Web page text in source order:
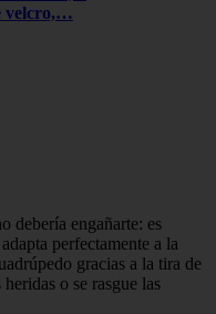
velcro,…
debería engañarte: es
perfectamente a la
gracias a la tira de
o se rasgue las